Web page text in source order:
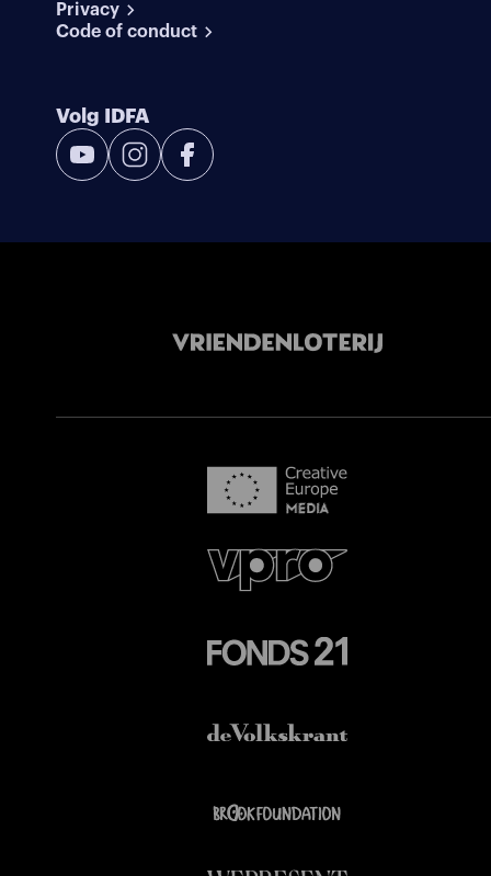
Privacy
Code of conduct
Volg IDFA